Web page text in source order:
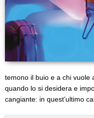
temono il buio e a chi vuole
quando lo si desidera e
cangiante: in quest’ultimo